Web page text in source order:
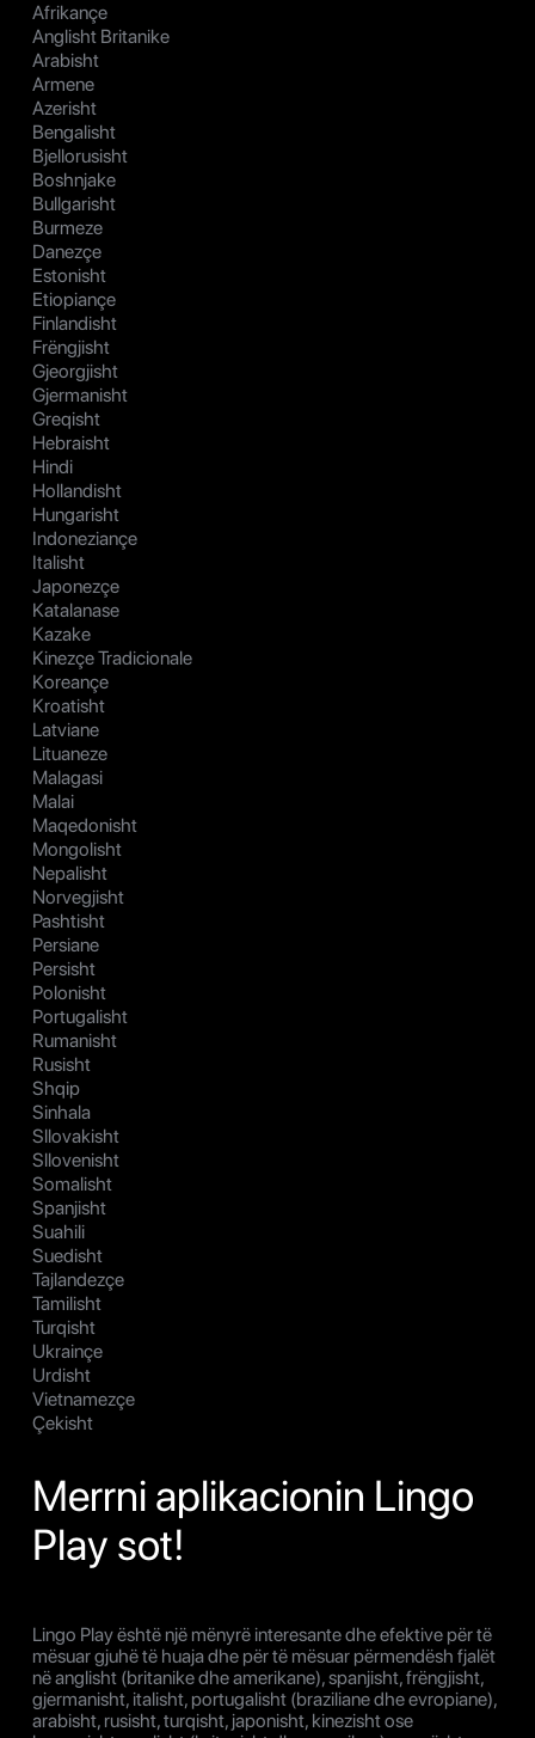
Afrikançe
Anglisht Britanike
Arabisht
Armene
Azerisht
Bengalisht
Bjellorusisht
Boshnjake
Bullgarisht
Burmeze
Danezçe
Estonisht
Etiopiançe
Finlandisht
Frëngjisht
Gjeorgjisht
Gjermanisht
Greqisht
Hebraisht
Hindi
Hollandisht
Hungarisht
Indoneziançe
Italisht
Japonezçe
Katalanase
Kazake
Kinezçe Tradicionale
Koreançe
Kroatisht
Latviane
Lituaneze
Malagasi
Malai
Maqedonisht
Mongolisht
Nepalisht
Norvegjisht
Pashtisht
Persiane
Persisht
Polonisht
Portugalisht
Rumanisht
Rusisht
Shqip
Sinhala
Sllovakisht
Sllovenisht
Somalisht
Spanjisht
Suahili
Suedisht
Tajlandezçe
Tamilisht
Turqisht
Ukrainçe
Urdisht
Vietnamezçe
Çekisht
Merrni aplikacionin Lingo
Play sot!
Lingo Play është një mënyrë interesante dhe efektive për të
mësuar gjuhë të huaja dhe për të mësuar përmendësh fjalët
në anglisht (britanike dhe amerikane), spanjisht, frëngjisht,
gjermanisht, italisht, portugalisht (braziliane dhe evropiane),
arabisht, rusisht, turqisht, japonisht, kinezisht ose